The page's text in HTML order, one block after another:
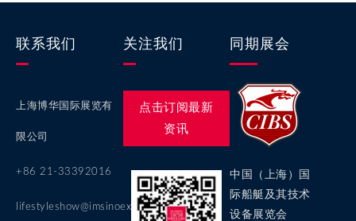
联系我们
上海博华国际展览有
限公司
+86 21-33392016
lifestyleshow@imsinoexpo.com
关注我们
点击订阅最新
资讯
同期展会
中国（上海）国
际船艇及其技术
设备展览会